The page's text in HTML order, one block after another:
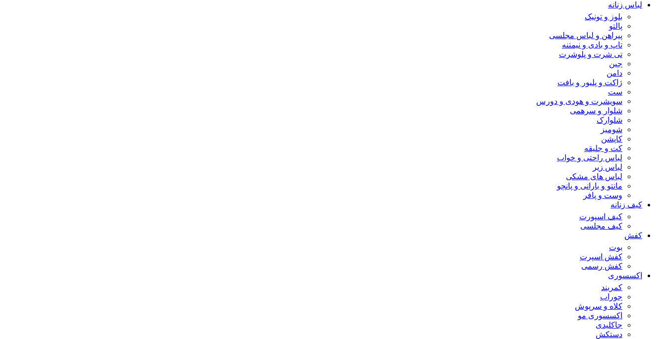
لباس زنانه
بلوز و تونیک
پالتو
پیراهن و لباس مجلسی
تاپ و بادی و نیمتنه
تی شرت و پلوشرت
جین
دامن
ژاکت و پلیور و بافت
ست
سویشرت و هودی و دورس
شلوار و سرهمی
شلوارک
شومیز
کاپشن
کت و جلیقه
لباس راحتی و خواب
لباس زیر
لباس های مشکی
مانتو و بارانی و پانچو
وست و پافر
کیف زنانه
کیف اسپورت
کیف مجلسی
کفش
بوت
کفش اسپرت
کفش رسمی
اکسسوری
کمربند
جوراب
کلاه و سرپوش
اکسسوری مو
جاکلیدی
دستکش